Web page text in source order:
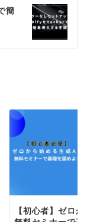
簡
【初心者】ゼロ